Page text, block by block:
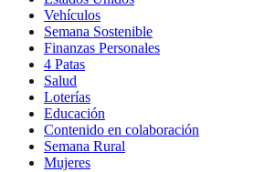
Vehículos
Semana Sostenible
Finanzas Personales
4 Patas
Salud
Loterías
Educación
Contenido en colaboración
Semana Rural
Mujeres